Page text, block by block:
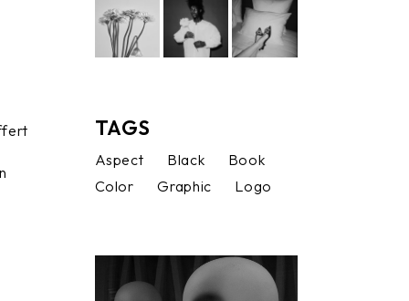
TAGS
Aspect Black
Book
Color
Graphic Logo